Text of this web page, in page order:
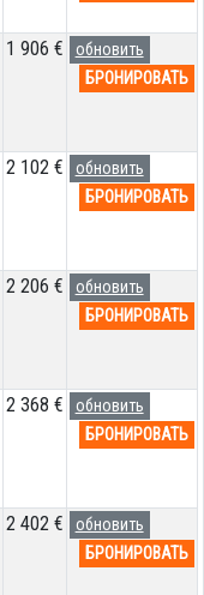
1 906 €
обновить
БРОНИРОВАТЬ
2 102 €
обновить
БРОНИРОВАТЬ
2 206 €
обновить
БРОНИРОВАТЬ
2 368 €
обновить
БРОНИРОВАТЬ
2 402 €
обновить
БРОНИРОВАТЬ